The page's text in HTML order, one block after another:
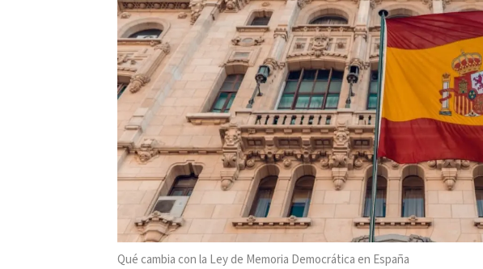
Qué cambia con la Ley de Memoria Democrática en España